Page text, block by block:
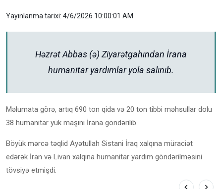
Yayınlanma tarixi: 4/6/2026 10:00:01 AM
Həzrət Abbas (ə) Ziyarətgahından İrana
humanitar yardımlar yola salınıb.
Məlumata görə, artıq 690 ton qida və 20 ton tibbi məhsullar dolu
38 humanitar yük maşını İrana göndərilib.
Böyük mərcə təqlid Ayətullah Sistani İraq xalqına müraciət
edərək İran və Livan xalqına humanitar yardım göndərilməsini
tövsiyə etmişdi.